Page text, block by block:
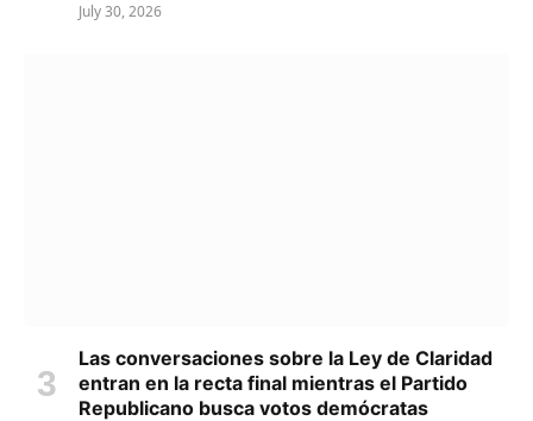
July 30, 2026
Las conversaciones sobre la Ley de Claridad
entran en la recta final mientras el Partido
Republicano busca votos demócratas